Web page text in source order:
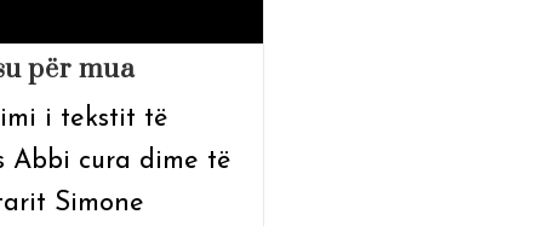
për mua
i tekstit të
Abbi cura dime të
Simone